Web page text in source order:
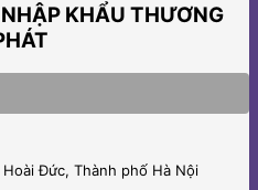
KHẨU THƯƠNG
Đức, Thành phố Hà Nội